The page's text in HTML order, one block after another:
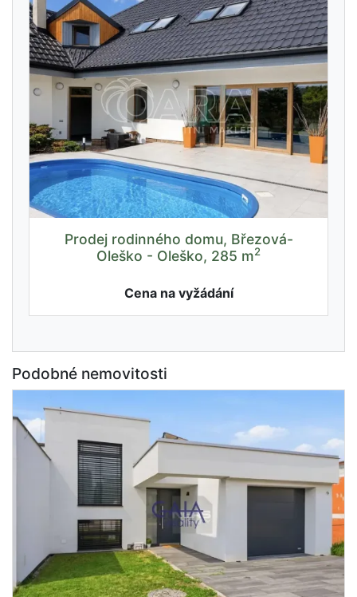
Prodej rodinného domu, Březová-
Oleško - Oleško, 285 m2
Cena na vyžádání
Podobné nemovitosti